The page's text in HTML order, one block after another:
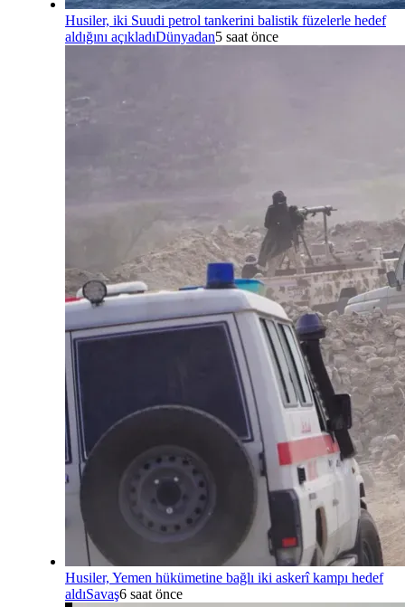
Husiler, iki Suudi petrol tankerini balistik füzelerle hedef
aldığını açıkladıDünyadan5 saat önce
Husiler, Yemen hükümetine bağlı iki askerî kampı hedef
aldıSavaş6 saat önce